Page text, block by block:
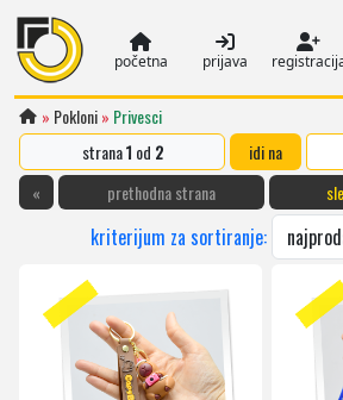
početna prijava
» Pokloni» Privesci
strana1 od 2
idi na
«
prethodna strana
kriterijum za sortiranje: